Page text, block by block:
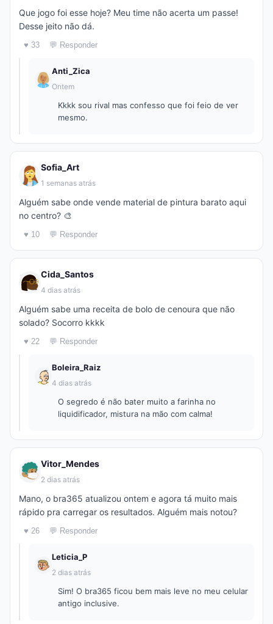
Que jogo foi esse hoje? Meu time não acerta um passe!
Desse jeito não dá.
♥ 33 💬 Responder
Anti_Zica
Ontem
Kkkk sou rival mas confesso que foi feio de ver
mesmo.
Sofia_Art
1 semanas atrás
Alguém sabe onde vende material de pintura barato aqui
no centro? 🎨
♥ 10 💬 Responder
Cida_Santos
4 dias atrás
Alguém sabe uma receita de bolo de cenoura que não
solado? Socorro kkkk
♥ 22 💬 Responder
Boleira_Raiz
4 dias atrás
O segredo é não bater muito a farinha no
liquidificador, mistura na mão com calma!
Vitor_Mendes
2 dias atrás
Mano, o bra365 atualizou ontem e agora tá muito mais
rápido pra carregar os resultados. Alguém mais notou?
♥ 26 💬 Responder
Leticia_P
2 dias atrás
Sim! O bra365 ficou bem mais leve no meu celular
antigo inclusive.